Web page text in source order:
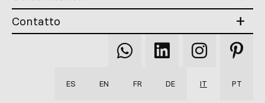
Contatto
Qooqer
WhatsApp
Qooqer
Linkedin
Qooqer
Instagram
Qooqer
ES EN FR DE IT PT